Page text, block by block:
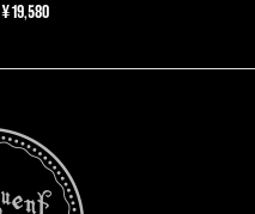
¥19,580